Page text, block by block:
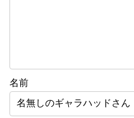
名前